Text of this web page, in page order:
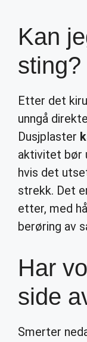
Kan
sting?
Etter det
unngå
Dusjplaster
aktivitet bør
hvis det
strekk. Det
etter, med
berøring av
Har
side
Smerter